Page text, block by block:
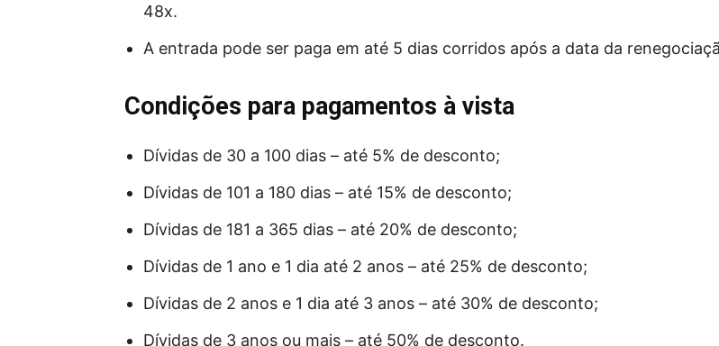
48x.
A entrada pode ser paga em até 5 dias corridos após a data da
Condições para pagamentos à vista
Dívidas de 30 a 100 dias – até 5% de desconto;
Dívidas de 101 a 180 dias – até 15% de desconto;
Dívidas de 181 a 365 dias – até 20% de desconto;
Dívidas de 1 ano e 1 dia até 2 anos – até 25% de desconto;
Dívidas de 2 anos e 1 dia até 3 anos – até 30% de desconto;
Dívidas de 3 anos ou mais – até 50% de desconto.